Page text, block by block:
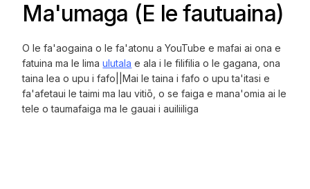
Ma'umaga (E le fautuaina)
O le fa'aogaina o le fa'atonu a YouTube e mafai ai ona e
fatuina ma le limaulutala e ala i le filifilia o le gagana, ona
taina lea o upu i fafo||Mai le taina i fafo o upu ta'itasi e
fa'afetaui le taimi ma lau vitiō, o se faiga e mana'omia ai le
tele o taumafaiga ma le gauai i auiliiliga